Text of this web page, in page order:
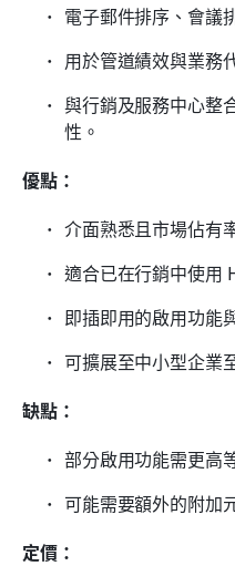
電子郵件排序、會議
用於管道績效與業務
與行銷及服務中心整
性。
優點：
介面熟悉且市場佔有
適合已在行銷中使用
即插即用的啟用功能
可擴展至中小型企業
缺點：
部分啟用功能需更高
可能需要額外的附加
定價：